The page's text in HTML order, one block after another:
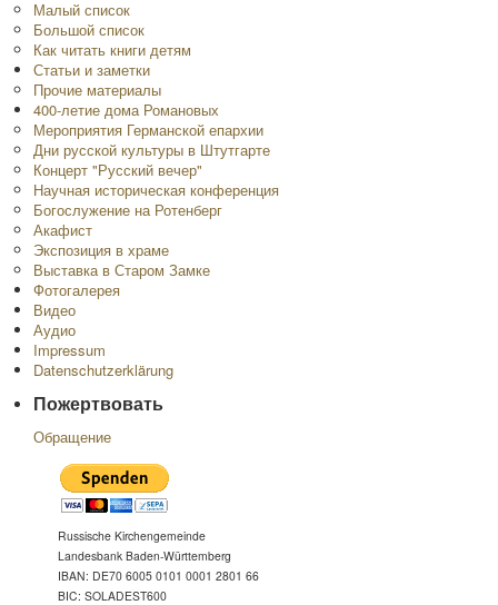
Малый список
Большой список
Как читать книги детям
Статьи и заметки
Прочие материалы
400-летие дома Романовых
Мероприятия Германской епархии
Дни русской культуры в Штутгарте
Концерт "Русский вечер"
Научная историческая конференция
Богослужение на Ротенберг
Акафист
Экспозиция в храме
Выставка в Старом Замке
Фотогалерея
Видео
Аудио
Impressum
Datenschutzerklärung
Пожертвовать
Обращение
Russische Kirchengemeinde
Landesbank Baden-Württemberg
IBAN: DE70 6005 0101 0001 2801 66
BIC: SOLADEST600